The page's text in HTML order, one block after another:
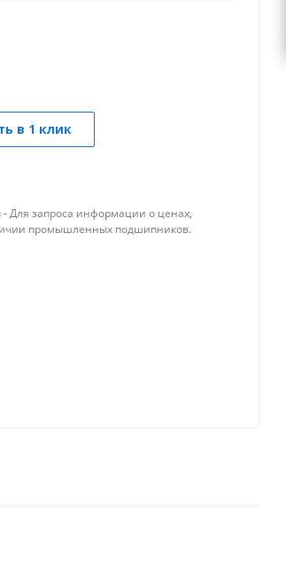
в 1 клик
- Для запроса информации о ценах,
промышленных подшипников.